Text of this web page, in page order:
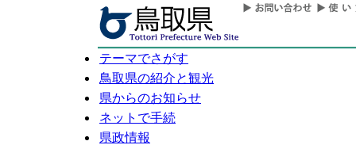
テーマでさがす
鳥取県の紹介と観光
県からのお知らせ
ネットで手続
県政情報